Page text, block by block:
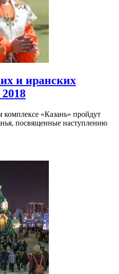
и иранских
комплексе «Казань» пройдут
посвященные наступлению